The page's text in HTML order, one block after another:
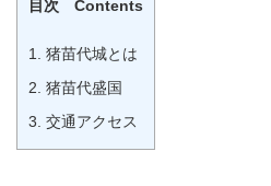
目次 Contents
1.
猪苗代城とは
2. 猪苗代盛国
3. 交通アクセス